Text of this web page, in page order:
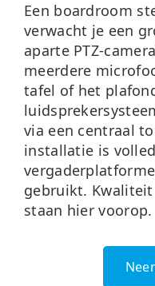
Een boardroom
verwacht je een
aparte PTZ-
meerdere
tafel of het
via een centraal
installatie is
gebruikt.
staan hier voorop.